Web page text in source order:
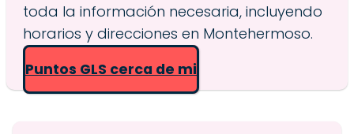
toda la información necesaria, incluyendo
horarios y direcciones en Montehermoso.
Puntos GLS cerca de mi